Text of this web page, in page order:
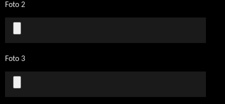
Foto 2
Foto 3